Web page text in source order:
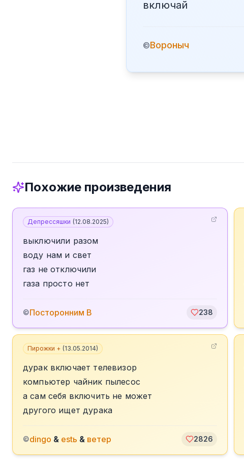
включай
©Вороныч
Похожие произведения
Депрессяшки (12.08.2025)
выключили разом
воду нам и свет
газ не отключили
газа просто нет
©Посторонним В 238
Пирожки + (13.05.2014)
дурак включает телевизор
компьютер чайник пылесос
а сам себя включить не может
другого ищет дурака
©dingo & estь & ветер 2826